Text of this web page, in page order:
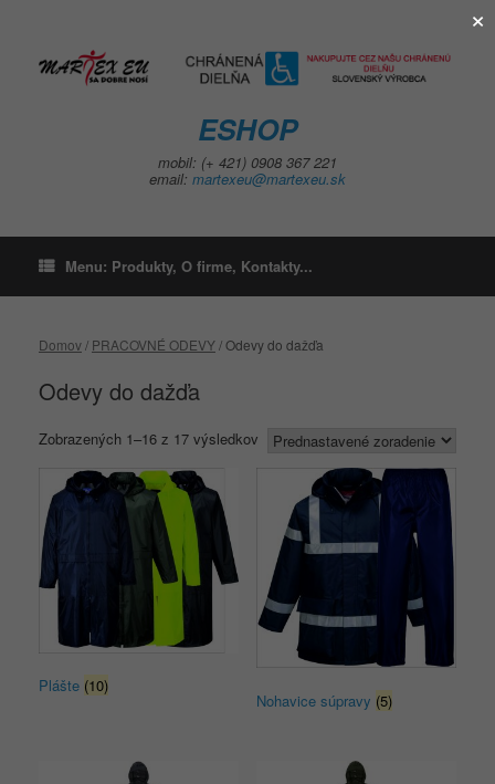
ESHOP
mobil: (+ 421) 0908 367 221
email: martexeu@martexeu.sk
Menu: Produkty, O firme, Kontakty...
Domov/ PRACOVNÉ ODEVY/ Odevy do dažďa
Odevy do dažďa
Zobrazených 1–16 z 17 výsledkov
Plášte (10)
Nohavice súpravy (5)
×